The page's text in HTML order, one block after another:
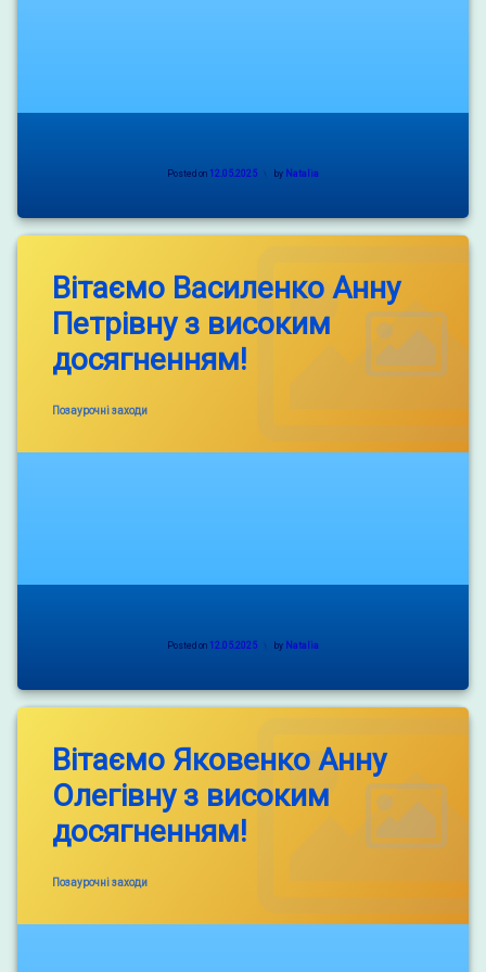
Posted on 12.05.2025 by Natalia
Вітаємо Василенко Анну
Петрівну з високим
досягненням!
Categories:
Позаурочні заходи
Posted on 12.05.2025 by Natalia
Вітаємо Яковенко Анну
Олегівну з високим
досягненням!
Categories:
Позаурочні заходи